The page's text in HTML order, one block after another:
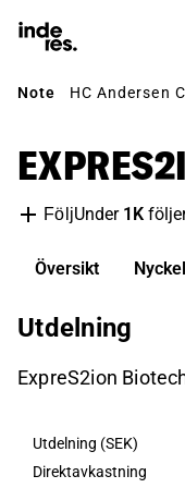
Note HC Andersen
FöljUnder 1K
Översikt
Utdelning
ExpreS2ion
Utdelning (SEK)
Direktavkastning